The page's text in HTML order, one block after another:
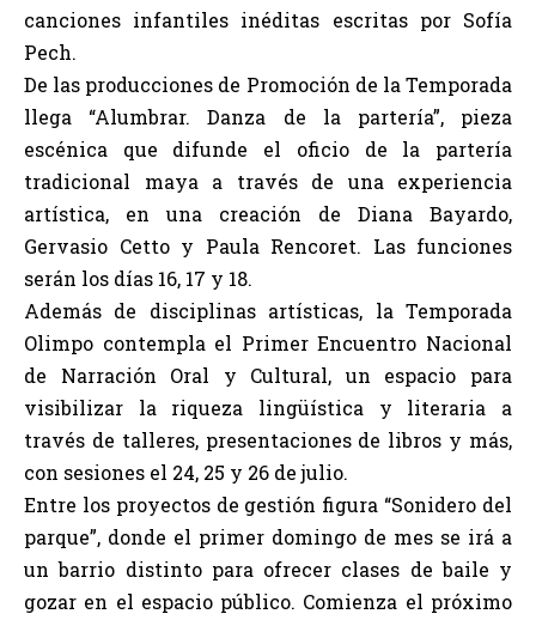
canciones infantiles inéditas escritas por Sofía
Pech.
De las producciones de Promoción de la Temporada
llega “Alumbrar. Danza de la partería”, pieza
escénica que difunde el oficio de la partería
tradicional maya a través de una experiencia
artística, en una creación de Diana Bayardo,
Gervasio Cetto y Paula Rencoret. Las funciones
serán los días 16, 17 y 18.
Además de disciplinas artísticas, la Temporada
Olimpo contempla el Primer Encuentro Nacional
de Narración Oral y Cultural, un espacio para
visibilizar la riqueza lingüística y literaria a
través de talleres, presentaciones de libros y más,
con sesiones el 24, 25 y 26 de julio.
Entre los proyectos de gestión figura “Sonidero del
parque”, donde el primer domingo de mes se irá a
un barrio distinto para ofrecer clases de baile y
gozar en el espacio público. Comienza el próximo